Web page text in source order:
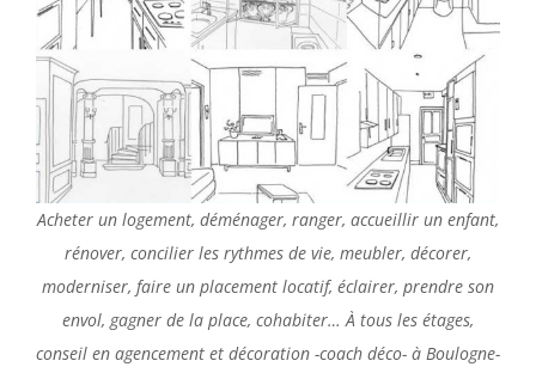
Acheter un logement, déménager, ranger, accueillir un enfant,
rénover, concilier les rythmes de vie, meubler, décorer,
moderniser, faire un placement locatif, éclairer, prendre son
envol, gagner de la place, cohabiter… À tous les étages,
conseil en agencement et décoration -coach déco- à Boulogne-